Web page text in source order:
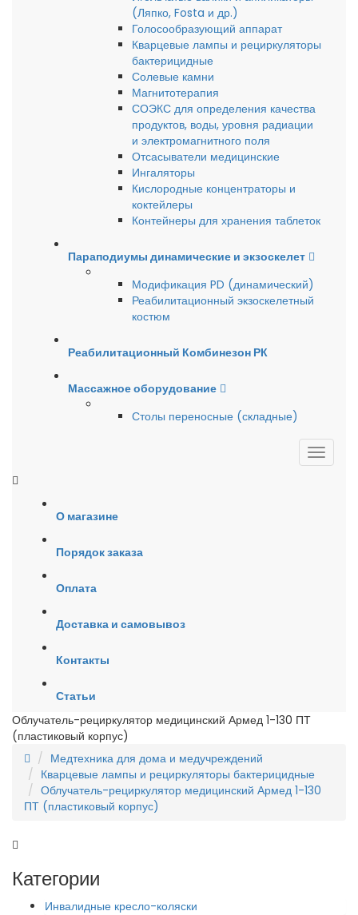
(Ляпко, Fosta и др.)
Голосообразующий аппарат
Кварцевые лампы и рециркуляторы
бактерицидные
Солевые камни
Магнитотерапия
СОЭКС для определения качества
продуктов, воды, уровня радиации
и электромагнитного поля
Отсасыватели медицинские
Ингаляторы
Кислородные концентраторы и
коктейлеры
Контейнеры для хранения таблеток
Параподиумы динамические и экзоскелет
Модификация PD (динамический)
Реабилитационный экзоскелетный
костюм
Реабилитационный Комбинезон РК
Массажное оборудование
Столы переносные (складные)
О магазине
Порядок заказа
Оплата
Доставка и самовывоз
Контакты
Статьи
Облучатель-рециркулятор медицинский Армед 1-130 ПТ
(пластиковый корпус)
Медтехника для дома и медучреждений
Кварцевые лампы и рециркуляторы бактерицидные
Облучатель-рециркулятор медицинский Армед 1-130
ПТ (пластиковый корпус)
Категории
Инвалидные кресло-коляски